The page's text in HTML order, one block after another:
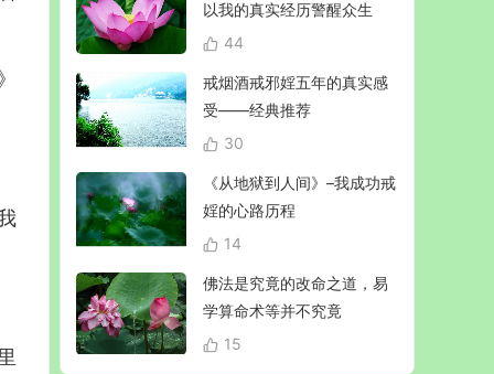
以我的真实经历警醒众生
44
戒烟酒戒邪婬五年的真实感
受——经典推荐
30
《从地狱到人间》–我成功戒
婬的心路历程
14
佛法是究竟的改命之道，易
学算命术等并不究竟
15